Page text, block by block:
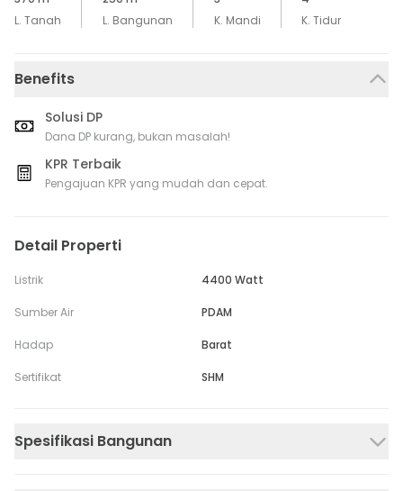
L. Tanah
L. Bangunan
K. Mandi
K. Tidur
Benefits
Solusi DP
Dana DP kurang, bukan masalah!
KPR Terbaik
Pengajuan KPR yang mudah dan cepat.
Detail Properti
Listrik 4400 Watt
Sumber Air PDAM
Hadap Barat
Sertifikat SHM
Spesifikasi Bangunan